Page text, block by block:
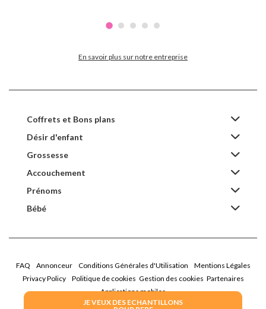
JE VEUX DES ECHANTILLONS
En savoir plus sur notre entreprise
Coffrets et Bons plans
Désir d'enfant
Grossesse
Accouchement
Prénoms
Bébé
FAQ Annonceur Conditions Générales d'Utilisation
Mentions Légales
Privacy Policy
Politique de cookies Gestion des cookies Partenaires
Applications mobiles